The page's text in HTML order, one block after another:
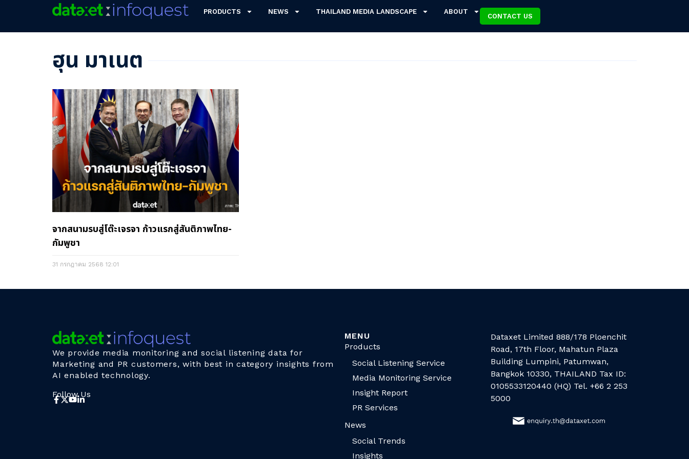
PRODUCTS NEWS THAILAND MEDIA LANDSCAPE ABOUT
CONTACT US
ฮุน มาเนต
จากสนามรบสู่โต๊ะเจรจา ก้าวแรกสู่สันติภาพไทย-
กัมพูชา
31 กรกฎาคม 2568 12:01
We provide media monitoring and social listening data for
Marketing and PR customers, with best in category insights from
AI enabled technology.
Follow Us
MENU
Products
Social Listening Service
Media Monitoring Service
Insight Report
PR Services
News
Social Trends
Insights
Dataxet Limited 888/178 Ploenchit
Road, 17th Floor, Mahatun Plaza
Building Lumpini, Patumwan,
Bangkok 10330, THAILAND Tax ID:
0105533120440 (HQ) Tel. +66 2 253
5000